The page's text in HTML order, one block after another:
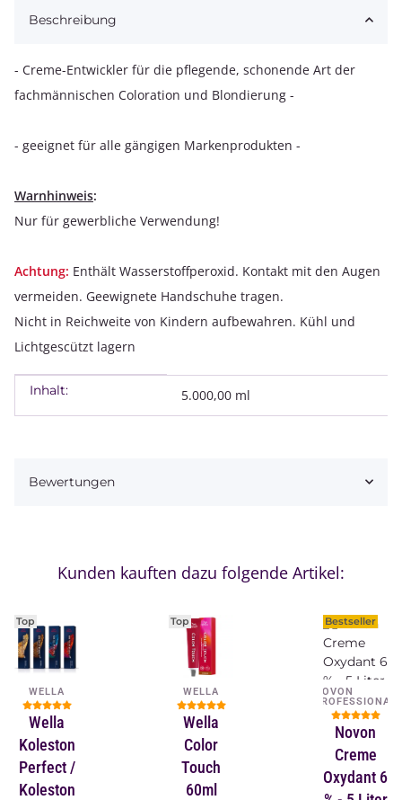
Beschreibung
- Creme-Entwickler für die pflegende, schonende Art der
fachmännischen Coloration und Blondierung -
- geeignet für alle gängigen Markenprodukten -
Warnhinweis:
Nur für gewerbliche Verwendung!
Achtung: Enthält Wasserstoffperoxid. Kontakt mit den Augen
vermeiden. Geewignete Handschuhe tragen.
Nicht in Reichweite von Kindern aufbewahren. Kühl und
Lichtgescützt lagern
Produkteigenschaft
Wert
Inhalt: 5.000,00 ml
Bewertungen
Kunden kauften dazu folgende Artikel:
Top
WELLA
Wella
Koleston
Perfect /
Koleston
Top
WELLA
Wella
Color
Touch
60ml
Bestseller
NOVON
PROFESSIONAL
Novon
Creme
Oxydant 6